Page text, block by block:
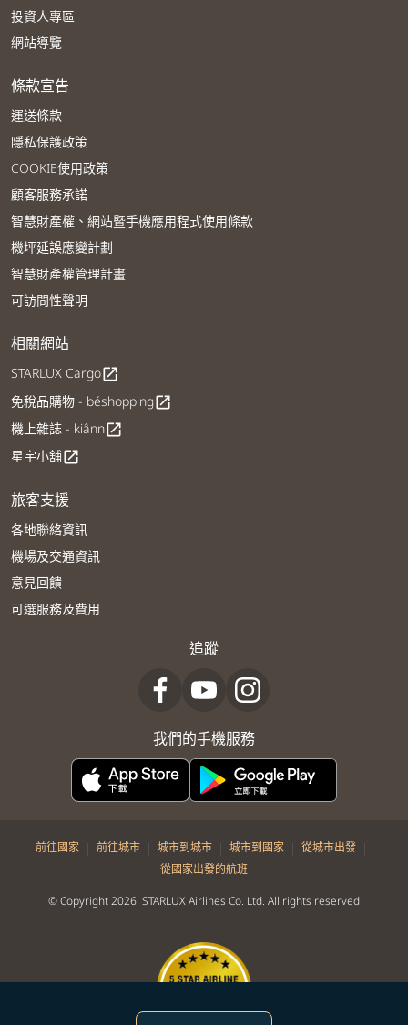
投資人專區
網站導覽
條款宣告
運送條款
隱私保護政策
COOKIE使用政策
顧客服務承諾
智慧財產權、網站暨手機應用程式使用條款
機坪延誤應變計劃
智慧財產權管理計畫
可訪問性聲明
相關網站
STARLUX Cargoopen_in_new
免稅品購物 - béshoppingopen_in_new
機上雜誌 - kiânnopen_in_new
星宇小舖open_in_new
旅客支援
各地聯絡資訊
機場及交通資訊
意見回饋
可選服務及費用
追蹤
我們的手機服務
前往國家 | 前往城市 | 城市到城市 | 城市到國家 | 從城市出發 |
從國家出發的航班
© Copyright 2026. STARLUX Airlines Co. Ltd. All rights reserved